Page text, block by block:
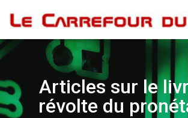
Articles sur le
révolte du